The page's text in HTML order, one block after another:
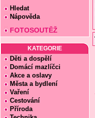
Hledat
Nápověda
FOTOSOUTĚŽ
KATEGORIE
Děti a dospělí
Domácí mazlíčci
Akce a oslavy
Města a bydlení
Vaření
Cestování
Příroda